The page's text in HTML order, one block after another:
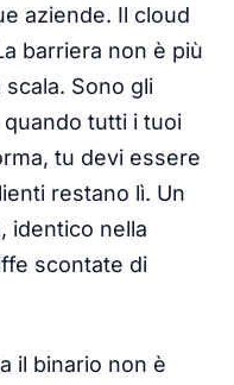
aziende. Il cloud
barriera non è più
Sono gli
tutti i tuoi
tu devi essere
restano lì. Un
identico nella
scontate di
il binario non è